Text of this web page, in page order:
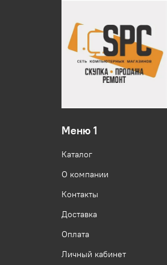
Меню 1
Каталог
О компании
Контакты
Доставка
Оплата
Личный кабинет